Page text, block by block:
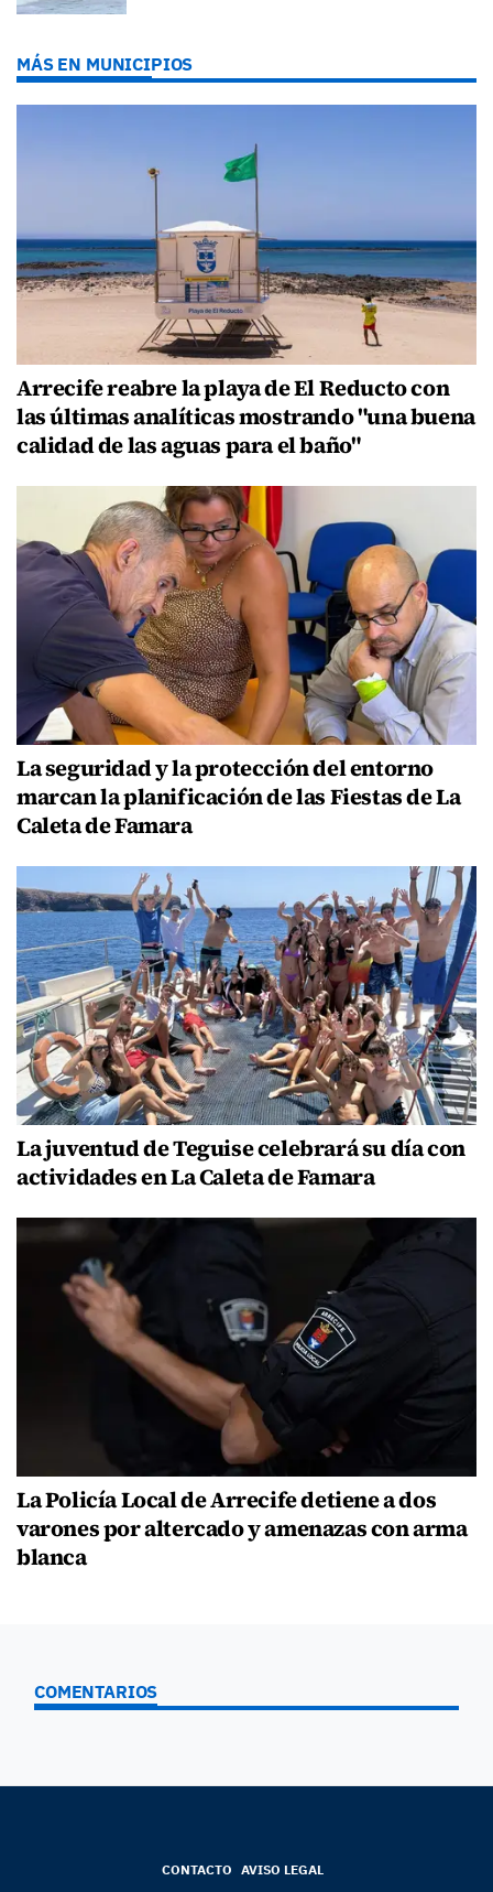
MÁS EN MUNICIPIOS
Arrecife reabre la playa de El Reducto con
las últimas analíticas mostrando "una buena
calidad de las aguas para el baño"
La seguridad y la protección del entorno
marcan la planificación de las Fiestas de La
Caleta de Famara
La juventud de Teguise celebrará su día con
actividades en La Caleta de Famara
La Policía Local de Arrecife detiene a dos
varones por altercado y amenazas con arma
blanca
COMENTARIOS
CONTACTO AVISO LEGAL